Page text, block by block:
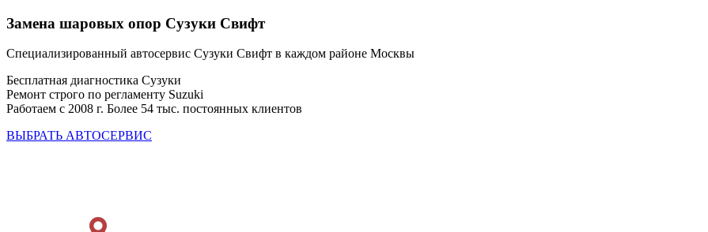
Замена шаровых опор Сузуки Свифт
Специализированный автосервис Сузуки Свифт в каждом районе Москвы
Бесплатная диагностика Сузуки
Ремонт строго по регламенту Suzuki
Работаем с 2008 г. Более 54 тыс. постоянных клиентов
ВЫБРАТЬ АВТОСЕРВИС